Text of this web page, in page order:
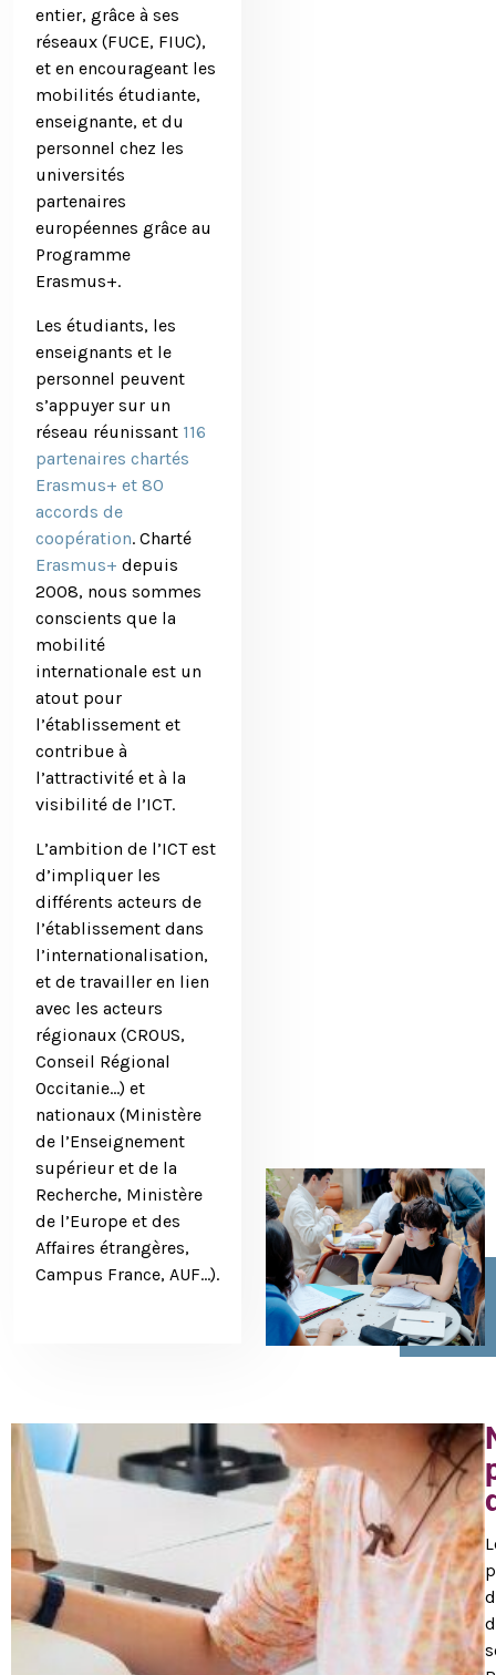
entier, grâce à ses
réseaux (FUCE, FIUC),
et en encourageant les
mobilités étudiante,
enseignante, et du
personnel chez les
universités
partenaires
européennes grâce au
Programme
Erasmus+.
Les étudiants, les
enseignants et le
personnel peuvent
s’appuyer sur un
réseau réunissant 116
partenaires chartés
Erasmus+ et 80
accords de
coopération. Charté
Erasmus+ depuis
2008, nous sommes
conscients que la
mobilité
internationale est un
atout pour
l’établissement et
contribue à
l’attractivité et à la
visibilité de l’ICT.
L’ambition de l’ICT est
d’impliquer les
différents acteurs de
l’établissement dans
l’internationalisation,
et de travailler en lien
avec les acteurs
régionaux (CROUS,
Conseil Régional
Occitanie…) et
nationaux (Ministère
de l’Enseignement
supérieur et de la
Recherche, Ministère
de l’Europe et des
Affaires étrangères,
Campus France, AUF…).